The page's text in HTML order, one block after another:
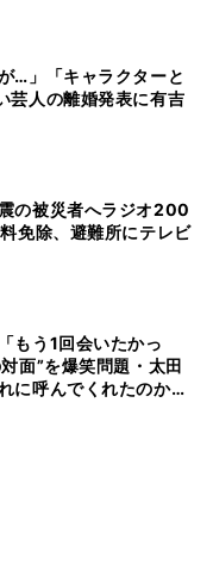
…」「キャラクターと
芸人の離婚発表に有吉
の被災者へラジオ200
免除、避難所にテレビ
もう1回会いたかっ
面”を爆笑問題・太田
に呼んでくれたのか